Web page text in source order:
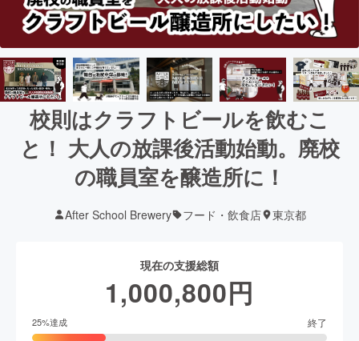
校則はクラフトビールを飲むこ
と！ 大人の放課後活動始動。廃校
の職員室を醸造所に！
After School Brewery フード・飲食店 東京都
現在の支援総額
1,000,800円
25%達成 終了